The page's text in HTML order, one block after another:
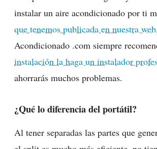
instalar un aire acondicionado por ti
que tenemos publicada en nuestra web
Acondicionado .com siempre
instalación la haga un instalador
ahorrarás muchos problemas.
¿Qué lo diferencia del portátil?
Al tener separadas las partes que